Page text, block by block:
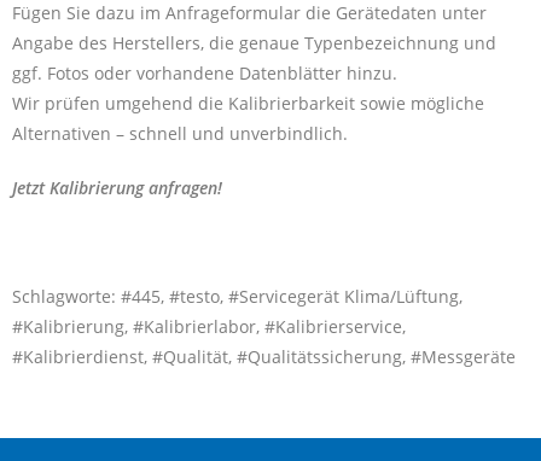
Fügen Sie dazu im Anfrageformular die Gerätedaten unter
Angabe des Herstellers, die genaue Typenbezeichnung und
ggf. Fotos oder vorhandene Datenblätter hinzu.
Wir prüfen umgehend die Kalibrierbarkeit sowie mögliche
Alternativen – schnell und unverbindlich.
Jetzt Kalibrierung anfragen!
Schlagworte: #445, #testo, #Servicegerät Klima/Lüftung,
#Kalibrierung, #Kalibrierlabor, #Kalibrierservice,
#Kalibrierdienst, #Qualität, #Qualitätssicherung, #Messgeräte